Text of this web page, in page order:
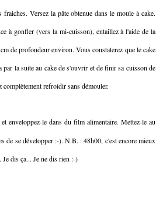
Versez la pâte obtenue dans le moule à cake.
à gonfler (vers la mi-cuisson), entaillez à l'aide de la
de profondeur environ. Vous constaterez que le cake
par la suite au cake de s'ouvrir et de finir sa cuisson de
refroidir sans démouler.
enveloppez-le dans du film alimentaire. Mettez-le au
de se développer :-). N.B. : 48h00, c'est encore mieux
dis ça... Je ne dis rien :-)